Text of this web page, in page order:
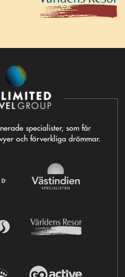
specialister, som får
och förverkliga drömmar.